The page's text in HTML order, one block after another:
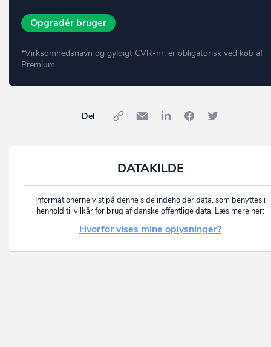
Opgradér bruger
*Virksomhedsnavn og gyldigt CVR-nr. er obligatorisk ved køb af
Premium.
Del
DATAKILDE
Informationerne vist på denne side indeholder data, som benyttes i
henhold til vilkår for brug af danske offentlige data. Læs mere her:
Hvorfor vises mine oplysninger?